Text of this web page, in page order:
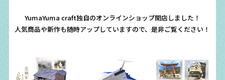
YumaYuma craft独自のオンラインショップ開店しました！
人気商品や新作も随時アップしていますので、是非ご覧ください！